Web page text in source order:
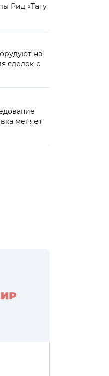
Рид «Тату
на
сделок с
меняет